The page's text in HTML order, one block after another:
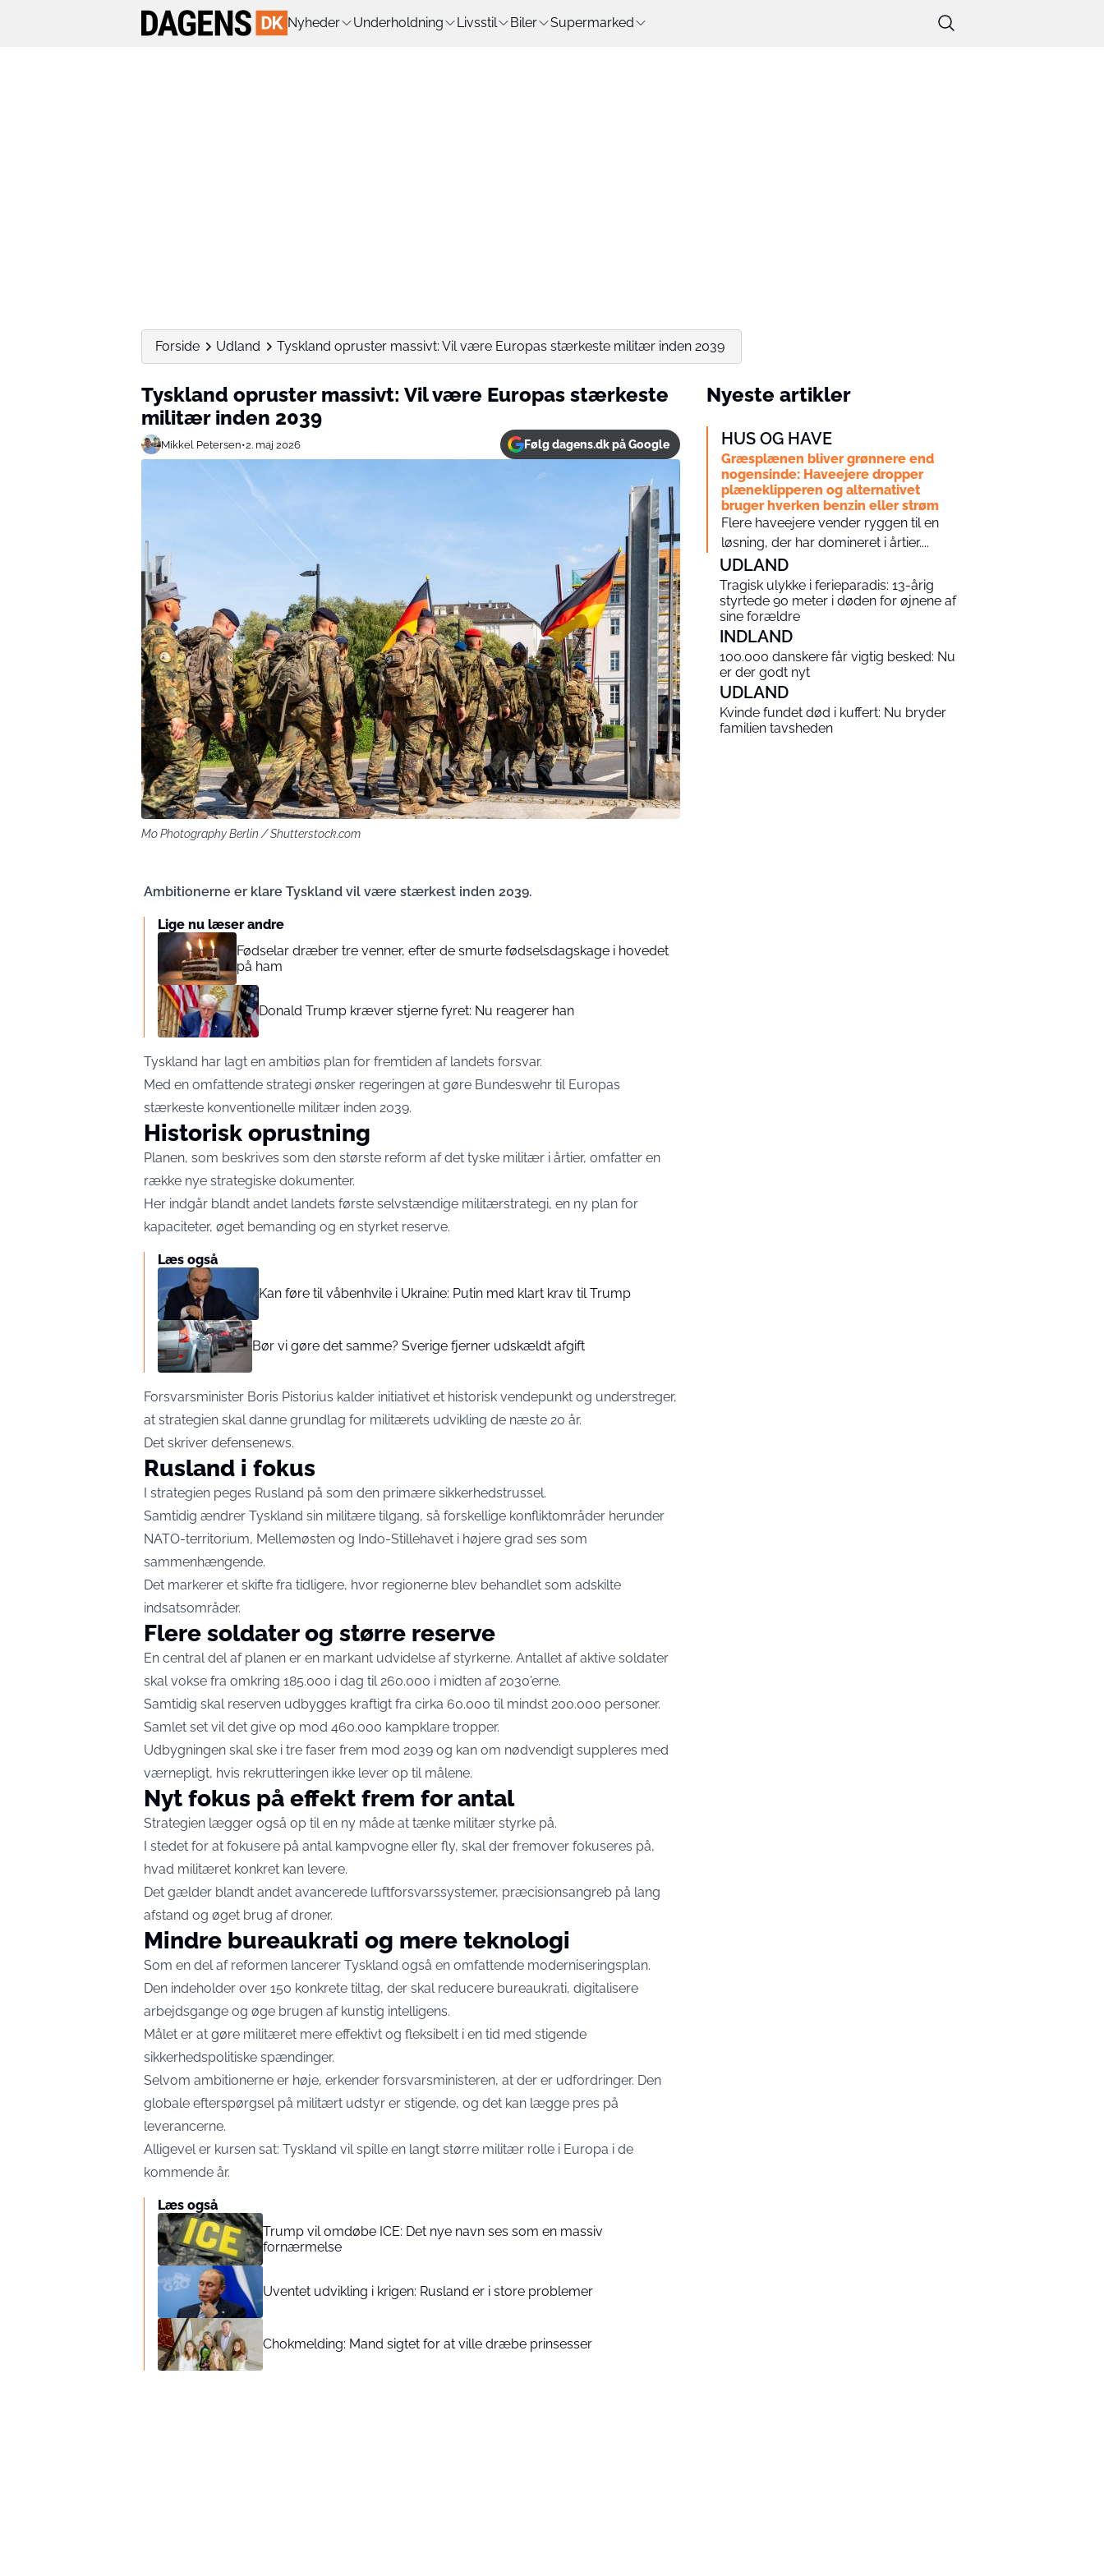
Nyheder Underholdning Livsstil Biler Supermarked
Forside Udland Tyskland opruster massivt: Vil være Europas stærkeste militær inden 2039
Tyskland opruster massivt: Vil være Europas stærkeste
militær inden 2039
Mikkel Petersen•2. maj 2026 Følg dagens.dk på Google
Mo Photography Berlin / Shutterstock.com
Ambitionerne er klare Tyskland vil være stærkest inden 2039.
Lige nu læser andre
Fødselar dræber tre venner, efter de smurte fødselsdagskage i hovedet
på ham
Donald Trump kræver stjerne fyret: Nu reagerer han
Tyskland har lagt en ambitiøs plan for fremtiden af landets forsvar.
Med en omfattende strategi ønsker regeringen at gøre Bundeswehr til Europas
stærkeste konventionelle militær inden 2039.
Historisk oprustning
Planen, som beskrives som den største reform af det tyske militær i årtier, omfatter en
række nye strategiske dokumenter.
Her indgår blandt andet landets første selvstændige militærstrategi, en ny plan for
kapaciteter, øget bemanding og en styrket reserve.
Læs også
Kan føre til våbenhvile i Ukraine: Putin med klart krav til Trump
Bør vi gøre det samme? Sverige fjerner udskældt afgift
Forsvarsminister Boris Pistorius kalder initiativet et historisk vendepunkt og understreger,
at strategien skal danne grundlag for militærets udvikling de næste 20 år.
Det skriver defensenews.
Rusland i fokus
I strategien peges Rusland på som den primære sikkerhedstrussel.
Samtidig ændrer Tyskland sin militære tilgang, så forskellige konfliktområder herunder
NATO-territorium, Mellemøsten og Indo-Stillehavet i højere grad ses som
sammenhængende.
Det markerer et skifte fra tidligere, hvor regionerne blev behandlet som adskilte
indsatsområder.
Flere soldater og større reserve
En central del af planen er en markant udvidelse af styrkerne. Antallet af aktive soldater
skal vokse fra omkring 185.000 i dag til 260.000 i midten af 2030’erne.
Samtidig skal reserven udbygges kraftigt fra cirka 60.000 til mindst 200.000 personer.
Samlet set vil det give op mod 460.000 kampklare tropper.
Udbygningen skal ske i tre faser frem mod 2039 og kan om nødvendigt suppleres med
værnepligt, hvis rekrutteringen ikke lever op til målene.
Nyt fokus på effekt frem for antal
Strategien lægger også op til en ny måde at tænke militær styrke på.
I stedet for at fokusere på antal kampvogne eller fly, skal der fremover fokuseres på,
hvad militæret konkret kan levere.
Det gælder blandt andet avancerede luftforsvarssystemer, præcisionsangreb på lang
afstand og øget brug af droner.
Mindre bureaukrati og mere teknologi
Som en del af reformen lancerer Tyskland også en omfattende moderniseringsplan.
Den indeholder over 150 konkrete tiltag, der skal reducere bureaukrati, digitalisere
arbejdsgange og øge brugen af kunstig intelligens.
Målet er at gøre militæret mere effektivt og fleksibelt i en tid med stigende
sikkerhedspolitiske spændinger.
Selvom ambitionerne er høje, erkender forsvarsministeren, at der er udfordringer. Den
globale efterspørgsel på militært udstyr er stigende, og det kan lægge pres på
leverancerne.
Alligevel er kursen sat: Tyskland vil spille en langt større militær rolle i Europa i de
kommende år.
Læs også
Trump vil omdøbe ICE: Det nye navn ses som en massiv
fornærmelse
Uventet udvikling i krigen: Rusland er i store problemer
Chokmelding: Mand sigtet for at ville dræbe prinsesser
Nyeste artikler
HUS OG HAVE
Græsplænen bliver grønnere end
nogensinde: Haveejere dropper
plæneklipperen og alternativet
bruger hverken benzin eller strøm
Flere haveejere vender ryggen til en
løsning, der har domineret i årtier....
UDLAND
Tragisk ulykke i ferieparadis: 13-årig
styrtede 90 meter i døden for øjnene af
sine forældre
INDLAND
100.000 danskere får vigtig besked: Nu
er der godt nyt
UDLAND
Kvinde fundet død i kuffert: Nu bryder
familien tavsheden